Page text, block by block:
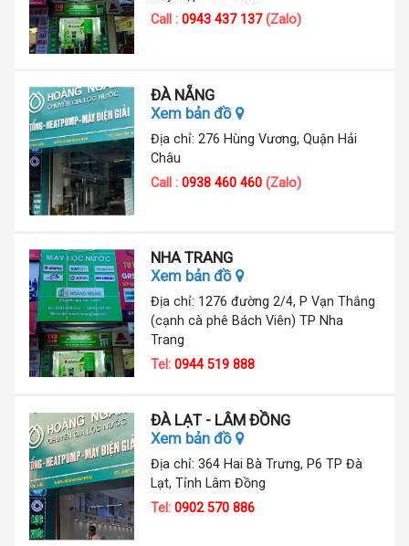
Call :0943 437 137(Zalo)
ĐÀ NẴNG
Xem bản đồ
Địa chỉ: 276 Hùng Vương, Quận Hải
Châu
Call :0938 460 460 (Zalo)
NHA TRANG
Xem bản đồ
Địa chỉ: 1276 đường 2/4, P Vạn Thắng
(cạnh cà phê Bách Viên) TP Nha
Trang
Tel:0944 519 888
ĐÀ LẠT - LÂM ĐỒNG
Xem bản đồ
Địa chỉ: 364 Hai Bà Trưng, P6 TP Đà
Lạt, Tỉnh Lâm Đồng
Tel:0902 570 886